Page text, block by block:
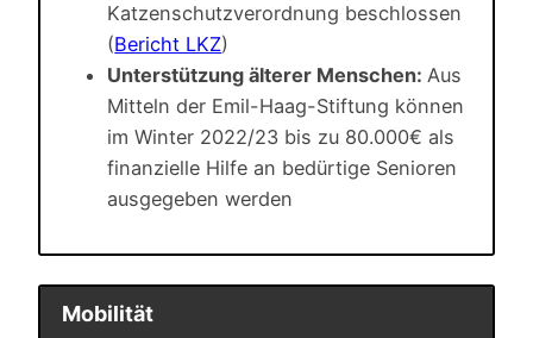
Katzenschutzverordnung beschlossen
(Bericht LKZ)
Unterstützung älterer Menschen:Aus
Mitteln der Emil-Haag-Stiftung können
im Winter 2022/23 bis zu 80.000€ als
finanzielle Hilfe an bedürtige Senioren
ausgegeben werden
Mobilität